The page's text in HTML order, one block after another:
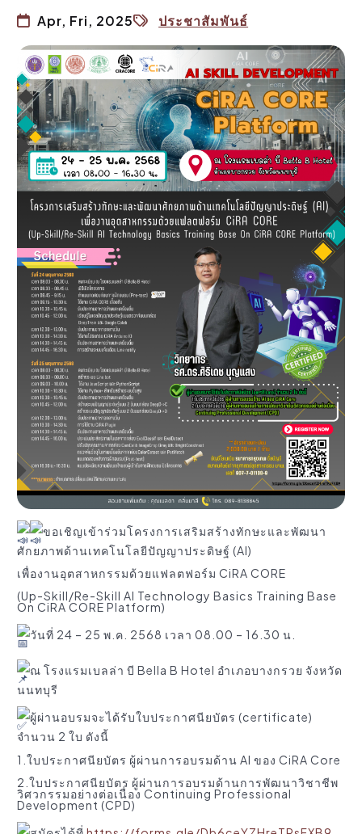
Apr, Fri, 2025 ประชาสัมพันธ์
ขอเชิญเข้าร่วมโครงการเสริมสร้างทักษะและพัฒนา
ศักยภาพด้านเทคโนโลยีปัญญาประดิษฐ์ (AI)
เพื่องานอุตสาหกรรมด้วยแฟลตฟอร์ม CiRA CORE
(Up-Skill/Re-Skill AI Technology Basics Training Base
On CiRA CORE Platform)
วันที่ 24 – 25 พ.ค. 2568 เวลา 08.00 – 16.30 น.
ณ โรงแรมเบลล่า บี Bella B Hotel อำเภอบางกรวย จังหวัด
นนทบุรี
ผู้ผ่านอบรมจะได้รับใบประกาศนียบัตร (certificate)
จำนวน 2 ใบ ดังนี้
1.ใบประกาศนียบัตร ผู้ผ่านการอบรมด้าน AI ของ CiRA Core
2.ใบประกาศนียบัตร ผู้ผ่านการอบรมด้านการพัฒนาวิชาชีพ
วิศวกรรมอย่างต่อเนื่อง Continuing Professional
Development (CPD)